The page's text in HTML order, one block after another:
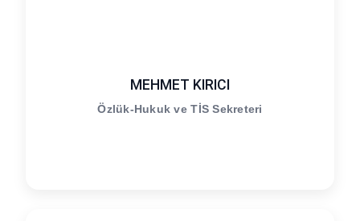
MEHMET KIRICI
Özlük-Hukuk ve TİS Sekreteri